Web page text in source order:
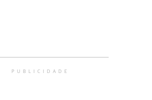
PUBLICIDADE